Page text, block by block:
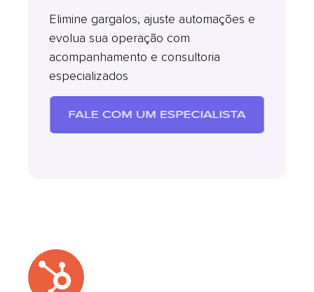
Elimine gargalos, ajuste automações e
evolua sua operação com
acompanhamento e consultoria
especializados